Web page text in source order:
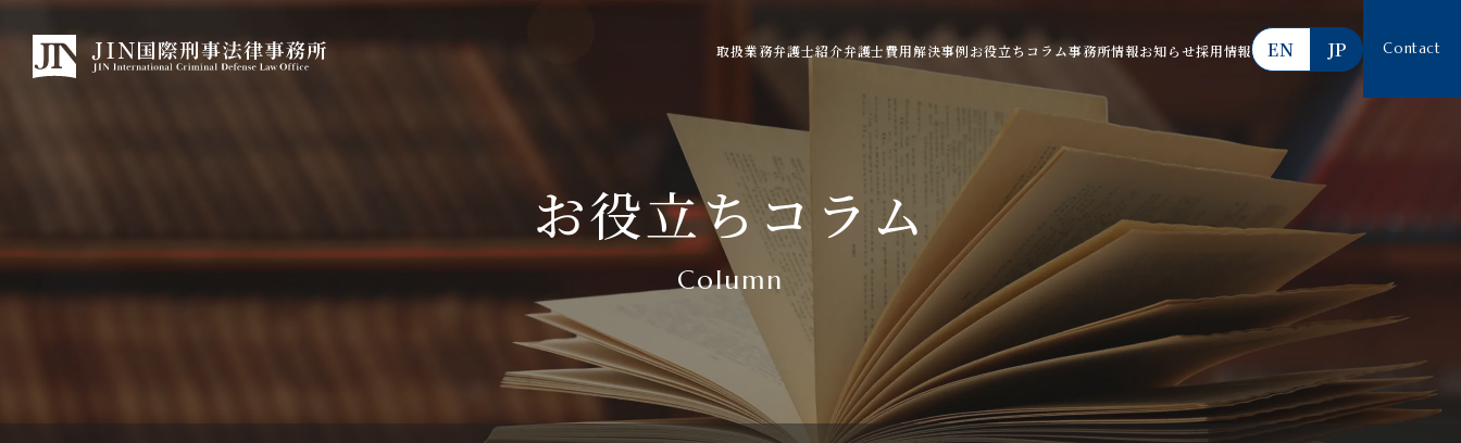
取扱業務弁護士紹介弁護士費用
弁護士費用の目安
解決事例お役立ちコラム事務所情報お知らせ採用情報 EN JP Contact
お役立ちコラム
Column